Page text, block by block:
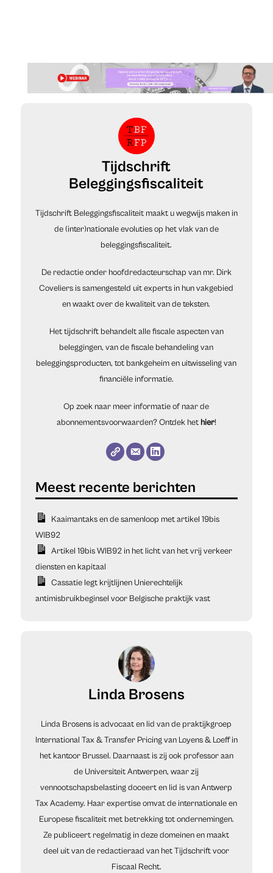
Tijdschrift
Beleggingsfiscaliteit
Tijdschrift Beleggingsfiscaliteit maakt u wegwijs maken in
de (inter)nationale evoluties op het vlak van de
beleggingsfiscaliteit.
De redactie onder hoofdredacteurschap van mr. Dirk
Coveliers is samengesteld uit experts in hun vakgebied
en waakt over de kwaliteit van de teksten.
Het tijdschrift behandelt alle fiscale aspecten van
beleggingen, van de fiscale behandeling van
beleggingsproducten, tot bankgeheim en uitwisseling van
financiële informatie.
Op zoek naar meer informatie of naar de
abonnementsvoorwaarden? Ontdek het hier!
Kaaimantaks en de samenloop met artikel 19bis
WIB92
Artikel 19bis WIB92 in het licht van het vrij verkeer
diensten en kapitaal
Cassatie legt krijtlijnen Unierechtelijk
antimisbruikbeginsel voor Belgische praktijk vast
Linda Brosens
Linda Brosens is advocaat en lid van de praktijkgroep
International Tax & Transfer Pricing van Loyens & Loeff in
het kantoor Brussel. Daarnaast is zij ook professor aan
de Universiteit Antwerpen, waar zij
vennootschapsbelasting doceert en lid is van Antwerp
Tax Academy. Haar expertise omvat de internationale en
Europese fiscaliteit met betrekking tot ondernemingen.
Ze publiceert regelmatig in deze domeinen en maakt
deel uit van de redactieraad van het Tijdschrift voor
Fiscaal Recht.